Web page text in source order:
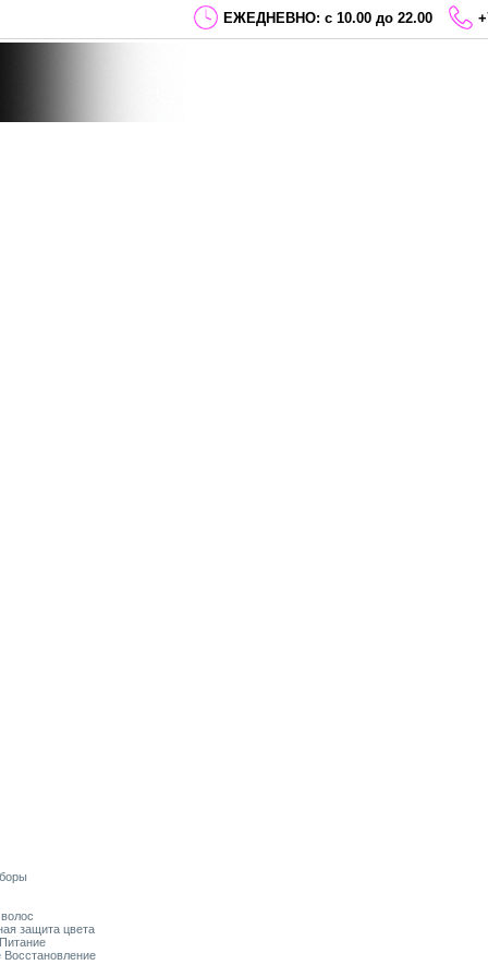
ЕЖЕДНЕВНО: с 10.00 до 22.00
защита цвета
Восстановление